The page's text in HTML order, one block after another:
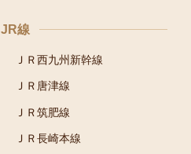
JR線
ＪＲ西九州新幹線
ＪＲ唐津線
ＪＲ筑肥線
ＪＲ長崎本線